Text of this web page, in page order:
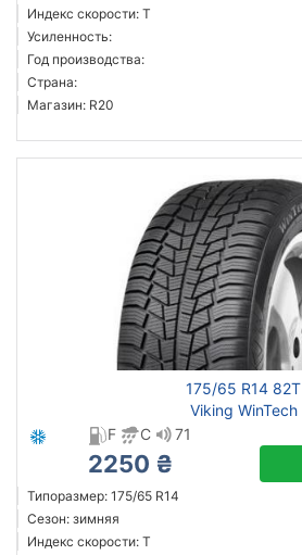
Индекс скорости: T
Усиленность:
Год производства:
Страна:
Магазин: R20
175/65 R14 82T
Viking WinTech
F
C 71
2250 ₴
Типоразмер: 175/65 R14
Сезон: зимняя
Индекс скорости: T